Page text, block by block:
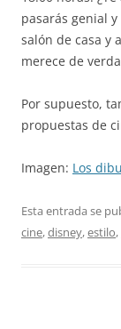
pasarás genial
salón de casa y
merece de
Por supuesto,
propuestas de
Imagen: Los
Esta entrada se
cine,disney,estilo,